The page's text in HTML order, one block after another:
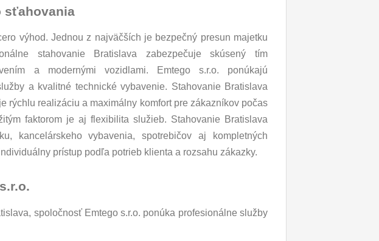
sťahovania
výhod. Jednou z najväčších je bezpečný presun majetku
stahovanie Bratislava zabezpečuje skúsený tím
a modernými vozidlami. Emtego s.r.o. ponúkajú
a kvalitné technické vybavenie. Stahovanie Bratislava
rýchlu realizáciu a maximálny komfort pre zákazníkov počas
faktorom je aj flexibilita služieb. Stahovanie Bratislava
kancelárskeho vybavenia, spotrebičov aj kompletných
prístup podľa potrieb klienta a rozsahu zákazky.
spoločnosť Emtego s.r.o. ponúka profesionálne služby